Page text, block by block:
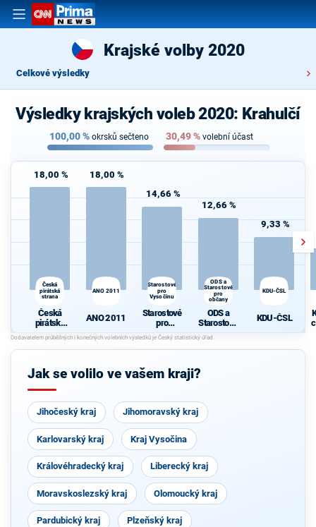
Krajské volby 2020
Celkové výsledky
Výsledky krajských voleb 2020: Krahulčí
100,00% okrsků sečteno 30,49% volební účast
18,00 %
Česká
pirátská
strana
Česká
pirátská
strana
18,00 %
ANO 2011
ANO 2011
14,66 %
Starostové
pro
Vysočinu
Starostové
pro
Vysočinu
12,66 %
ODS a
Starostové
pro
občany
ODS a
Starostové
pro občany
9,33 %
KDU-ČSL
KDU-ČSL
Jak se volilo ve vašem kraji?
Jihočeský kraj Jihomoravský kraj
Karlovarský kraj Kraj Vysočina
Královéhradecký kraj Liberecký kraj
Moravskoslezský kraj Olomoucký kraj
Pardubický kraj Plzeňský kraj